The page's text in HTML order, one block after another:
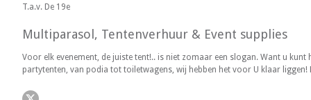
T.a.v. De 19e
Multiparasol, Tentenverhuur & Event supplies
Voor elk evenement, de juiste tent!.. is niet zomaar een slogan. Want u
partytenten, van podia tot toiletwagens, wij hebben het voor U klaar